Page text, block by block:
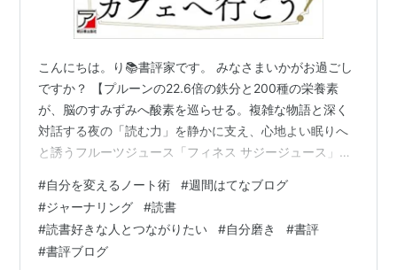
こんにちは。り📚書評家です。 みなさまいかがお過ごし
ですか？ 【プルーンの22.6倍の鉄分と200種の栄養素
が、脳のすみずみへ酸素を巡らせる。複雑な物語と深く
対話する夜の「読む力」を静かに支え、心地よい眠りへ
と誘うフルーツジュース「フィネス サジージュース」は
み、そして将来への漠然とした不安……。 現代を生きる
わたしたちは、常に何かしらの問題に直面し、それを頭
のなかでぐるぐると考え続けています。しかしいくら頭
のなかでこねくり回しても、それらの悩みが永遠に解消
#自分を変えるノート術 #週間はてなブログ
#ジャーナリング #読書
#読書好きな人とつながりたい #自分磨き #書評
#書評ブログ